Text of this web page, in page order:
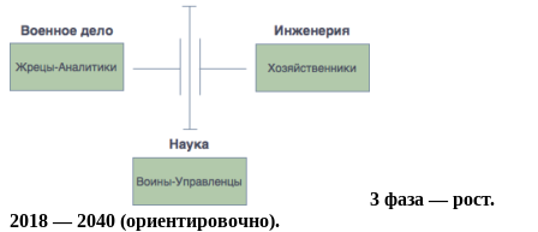
3 фаза — рост.
2018 — 2040 (ориентировочно).